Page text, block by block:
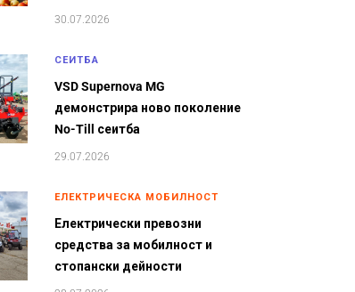
30.07.2026
СЕИТБА
VSD Supernova MG
демонстрира ново поколение
No-Till сеитба
29.07.2026
ЕЛЕКТРИЧЕСКА МОБИЛНОСТ
Електрически превозни
средства за мобилност и
стопански дейности